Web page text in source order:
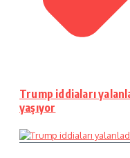
Trump iddiaları
yaşıyor